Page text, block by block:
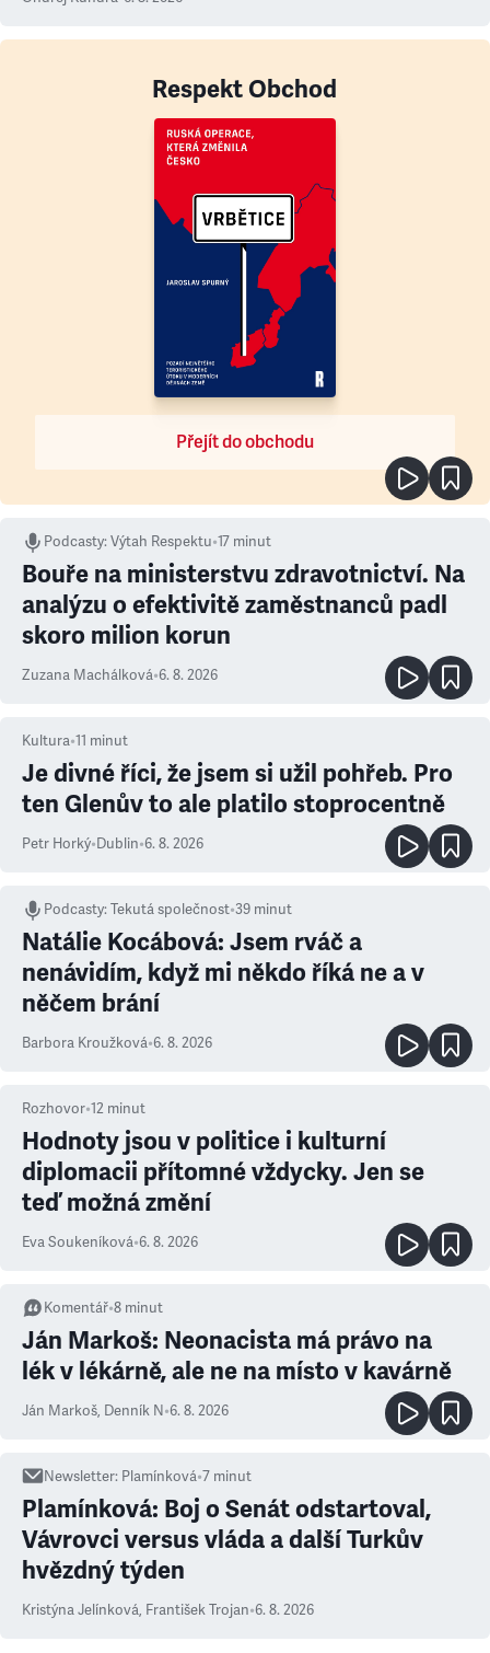
Respekt Obchod
Přejít do obchodu
Podcasty:Výtah Respektu•17 minut
Bouře na ministerstvu zdravotnictví. Na
analýzu o efektivitě zaměstnanců padl
skoro milion korun
Zuzana Machálková•6. 8. 2026
Kultura•11 minut
Je divné říci, že jsem si užil pohřeb. Pro
ten Glenův to ale platilo stoprocentně
Petr Horký•Dublin•6. 8. 2026
Podcasty:Tekutá společnost•39 minut
Natálie Kocábová: Jsem rváč a
nenávidím, když mi někdo říká ne a v
něčem brání
Barbora Kroužková•6. 8. 2026
Rozhovor•12 minut
Hodnoty jsou v politice i kulturní
diplomacii přítomné vždycky. Jen se
teď možná změní
Eva Soukeníková•6. 8. 2026
Komentář•8 minut
Ján Markoš: Neonacista má právo na
lék v lékárně, ale ne na místo v kavárně
Ján Markoš, Denník N•6. 8. 2026
Newsletter: Plamínková•7 minut
Plamínková: Boj o Senát odstartoval,
Vávrovci versus vláda a další Turkův
hvězdný týden
Kristýna Jelínková, František Trojan•6. 8. 2026